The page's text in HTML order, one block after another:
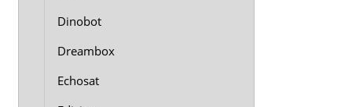
Dinobot
Dreambox
Echosat